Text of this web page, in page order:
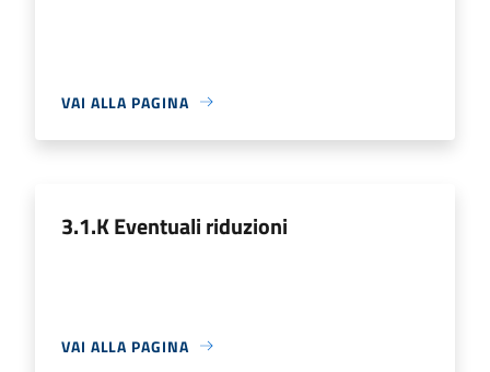
VAI ALLA PAGINA
3.1.K Eventuali riduzioni
VAI ALLA PAGINA